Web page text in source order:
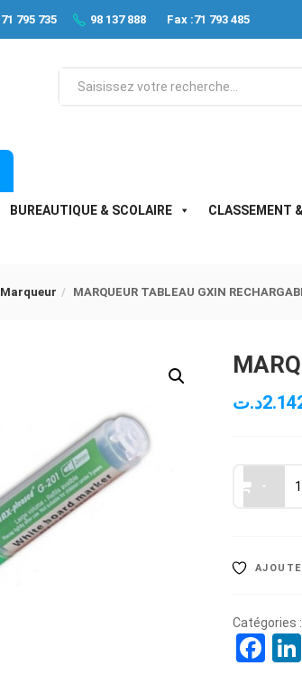
71 795 735 98 137 888 Fax :71 793 485
BUREAUTIQUE & SCOLAIRE CLASSEMENT
Marqueur MARQUEUR TABLEAU GXIN
د.ت
Catégories :